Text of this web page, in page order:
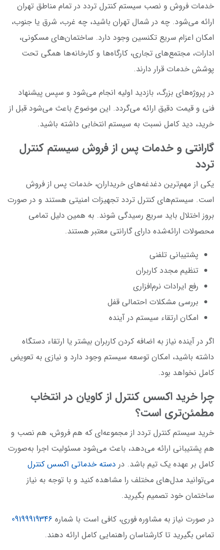
خدمات فروش و نصب سیستم کنترل تردد در تمام مناطق تهران
ارائه می‌شود. چه در شمال تهران باشید، چه غرب، شرق یا جنوب،
امکان اعزام سریع تکنسین وجود دارد. ساختمان‌های مسکونی،
ادارات، مجتمع‌های تجاری، کارگاه‌ها و کارخانه‌ها همگی تحت
پوشش خدمات قرار دارند.
در پروژه‌های بزرگ، بازدید اولیه انجام می‌شود و سپس پیشنهاد
فنی و قیمت دقیق ارائه می‌گردد. این موضوع باعث می‌شود قبل از
خرید، دید کامل نسبت به سیستم انتخابی داشته باشید.
گارانتی و خدمات پس از فروش سیستم کنترل
تردد
یکی از مهم‌ترین دغدغه‌های خریداران، خدمات پس از فروش
است. سیستم‌های کنترل تردد تجهیزات امنیتی هستند و در صورت
بروز اختلال باید سریع رسیدگی شوند. به همین دلیل تمامی
محصولات ارائه‌شده دارای گارانتی معتبر هستند.
پشتیبانی تلفنی
تنظیم مجدد کاربران
رفع ایرادات نرم‌افزاری
بررسی مشکلات احتمالی قفل
امکان ارتقاء سیستم در آینده
اگر در آینده نیاز به اضافه کردن کاربران بیشتر یا ارتقاء دستگاه
داشته باشید، امکان توسعه سیستم وجود دارد و نیازی به تعویض
کامل نخواهد بود.
چرا خرید اکسس کنترل از کاویان در انتخاب
مطمئن‌تری است؟
خرید سیستم کنترل تردد از مجموعه‌ای که هم فروش، هم نصب و
هم پشتیبانی ارائه می‌دهد، باعث می‌شود مسئولیت اجرا به‌صورت
کامل بر عهده یک تیم باشد. در دسته خدماتی اکسس کنترل
می‌توانید مدل‌های مختلف را مشاهده کنید و با توجه به نیاز
ساختمان خود تصمیم بگیرید.
در صورت نیاز به مشاوره فوری، کافی است با شماره 09199919346
تماس بگیرید تا کارشناسان راهنمایی کامل ارائه دهند.